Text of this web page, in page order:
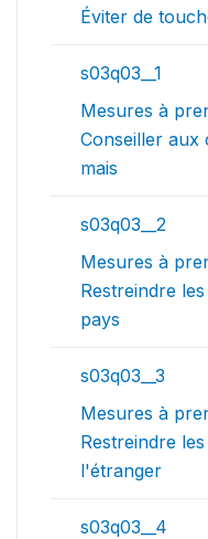
Éviter de
s03q03__1
Mesures à
Conseiller aux
mais
s03q03__2
Mesures à
Restreindre
pays
s03q03__3
Mesures à
Restreindre
l'étranger
s03q03__4